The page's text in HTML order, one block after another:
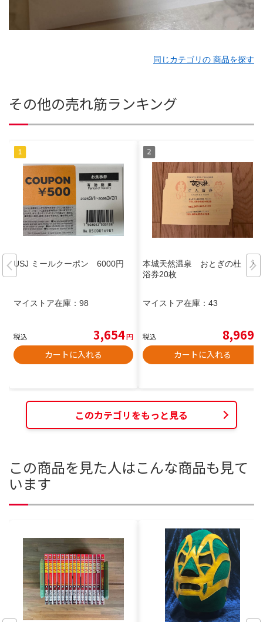
同じカテゴリの 商品を探す
その他の売れ筋ランキング
USJ ミールクーポン 6000円
マイストア在庫： 98
税込 3,654円
カートに入れる
本城天然温泉 おとぎの杜 入
浴券20枚
マイストア在庫： 43
税込 8,969
カートに入れる
このカテゴリをもっと見る
この商品を見た人はこんな商品も見て
います